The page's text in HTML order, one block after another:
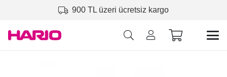
900 TL üzeri ücretsiz kargo